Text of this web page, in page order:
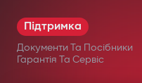
у великих
у
Підтримка
Документи Та Посібники
Гарантія Та Сервіс